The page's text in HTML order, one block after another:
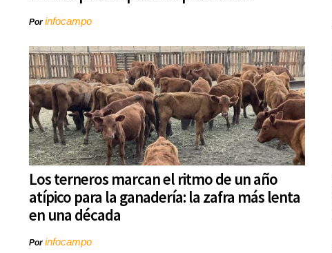
Porinfocampo
Los terneros marcan el ritmo de un año
atípico para la ganadería: la zafra más lenta
en una década
Porinfocampo